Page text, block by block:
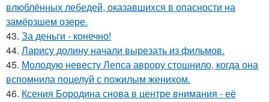
влюблённых лебедей, оказавшихся в опасности на
замёрзшем озере.
43. За деньги - конечно!
44. Ларису долину начали вырезать из фильмов.
45. Молодую невесту Лепса аврору стошнило, когда она
вспомнила поцелуй с пожилым женихом.
46. Ксения Бородина снова в центре внимания - её